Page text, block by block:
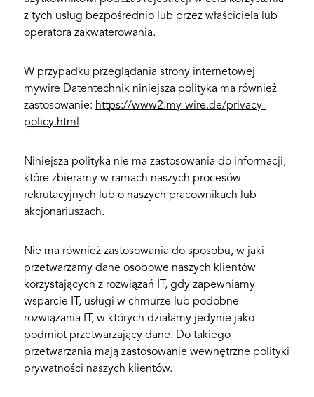
z tych usług bezpośrednio lub przez właściciela lub
operatora zakwaterowania.
W przypadku przeglądania strony internetowej
mywire Datentechnik niniejsza polityka ma również
zastosowanie: https://www2.my-wire.de/privacy-
policy.html
Niniejsza polityka nie ma zastosowania do informacji,
które zbieramy w ramach naszych procesów
rekrutacyjnych lub o naszych pracownikach lub
akcjonariuszach.
Nie ma również zastosowania do sposobu, w jaki
przetwarzamy dane osobowe naszych klientów
korzystających z rozwiązań IT, gdy zapewniamy
wsparcie IT, usługi w chmurze lub podobne
rozwiązania IT, w których działamy jedynie jako
podmiot przetwarzający dane. Do takiego
przetwarzania mają zastosowanie wewnętrzne polityki
prywatności naszych klientów.